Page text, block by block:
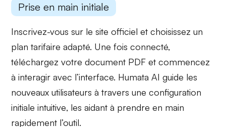
Prise en main initiale
Inscrivez-vous sur le site officiel et choisissez un
plan tarifaire adapté. Une fois connecté,
téléchargez votre document PDF et commencez
à interagir avec l’interface. Humata AI guide les
nouveaux utilisateurs à travers uneconfiguration
initiale intuitive, les aidant à prendre en main
rapidement l’outil.